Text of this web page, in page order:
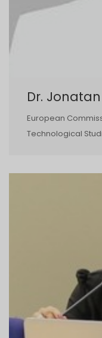
Dr.
European
Technological